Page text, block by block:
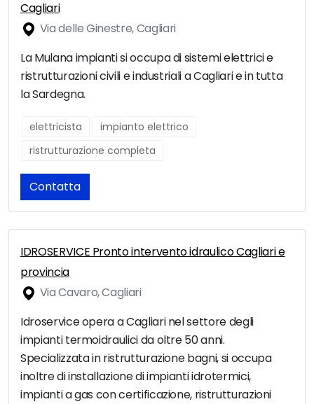
Cagliari
Via delle Ginestre, Cagliari
La Mulana impianti si occupa di sistemi elettrici e
ristrutturazioni civili e industriali a Cagliari e in tutta
la Sardegna.
elettricista
impianto elettrico
ristrutturazione completa
Contatta
IDROSERVICE Pronto intervento idraulico Cagliari e
provincia
Via Cavaro, Cagliari
Idroservice opera a Cagliari nel settore degli
impianti termoidraulici da oltre 50 anni.
Specializzata in ristrutturazione bagni, si occupa
inoltre di installazione di impianti idrotermici,
impianti a gas con certificazione, ristrutturazioni